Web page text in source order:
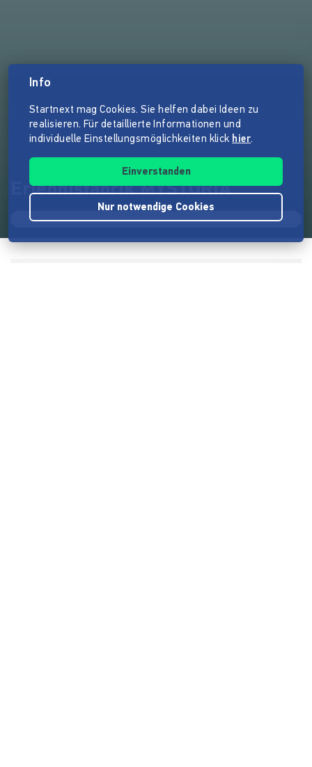
Erlebnisfabrik MYSTORIA
Info
Startnext mag Cookies. Sie helfen dabei Ideen zu
realisieren. Für detaillierte Informationen und
individuelle Einstellungsmöglichkeiten klick hier.
Einverstanden
Nur notwendige Cookies